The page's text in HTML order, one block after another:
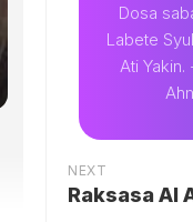
Dosa
Labete
Ati Yakin.
NEXT